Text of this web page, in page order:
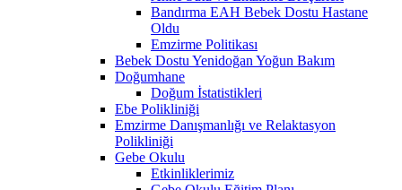
Bandırma EAH Bebek Dostu Hastane
Oldu
Emzirme Politikası
Bebek Dostu Yenidoğan Yoğun Bakım
Doğumhane
Doğum İstatistikleri
Ebe Polikliniği
Emzirme Danışmanlığı ve Relaktasyon
Polikliniği
Gebe Okulu
Etkinliklerimiz